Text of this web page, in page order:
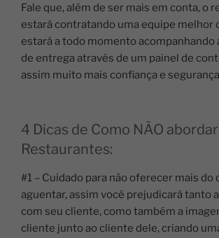
Fale que, além de ser mais em conta, o
estará contratando uma equipe melhor
estará a todo momento acompanhando
de entrega através de um painel de
assim muito mais confiança e
4 Dicas de Como NÃO abordar
Restaurantes:
#1 – Cuidado para não oferecer mais do
aguentar, assim você prejudicará tanto
com seu cliente, como também a
cliente junto ao cliente dele, criando